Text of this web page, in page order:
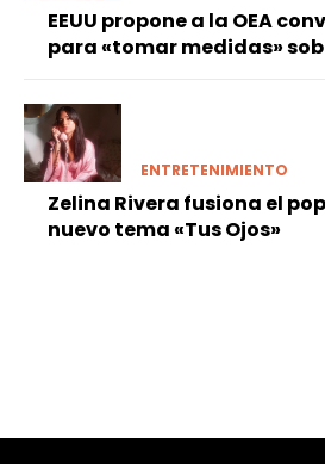
EEUU propone a la OEA
para «tomar medidas»
ENTRETENIMIENTO
Zelina Rivera fusiona el
nuevo tema «Tus Ojos»